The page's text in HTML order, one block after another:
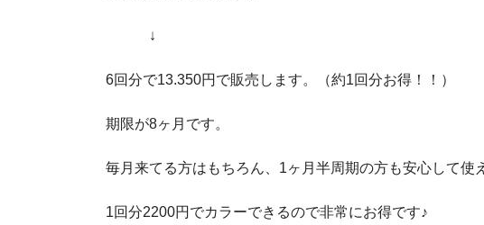
↓
6回分で13.350円で販売します。（約1回分お得！！）
期限が8ヶ月です。
毎月来てる方はもちろん、1ヶ月半周期の方も安心して使
1回分2200円でカラーできるので非常にお得です♪